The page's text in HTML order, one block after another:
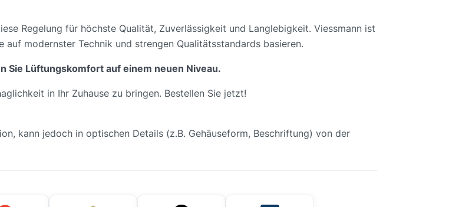
Regelung für höchste Qualität, Zuverlässigkeit und Langlebigkeit. Viessmann ist
modernster Technik und strengen Qualitätsstandards basieren.
Sie Lüftungskomfort auf einem neuen Niveau.
in Ihr Zuhause zu bringen. Bestellen Sie jetzt!
kann jedoch in optischen Details (z.B. Gehäuseform, Beschriftung) von der